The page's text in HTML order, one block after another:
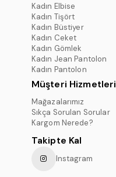
Kadın Elbise
Kadın Tişört
Kadın Büstiyer
Kadın Ceket
Kadın Gömlek
Kadın Jean Pantolon
Kadın Pantolon
Müşteri Hizmetleri
Mağazalarımız
Sıkça Sorulan Sorular
Kargom Nerede?
Takipte Kal
Instagram